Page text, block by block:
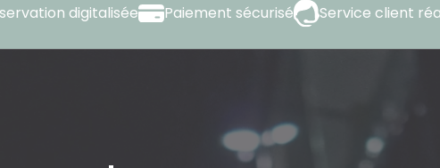
digitalisée Paiement sécurisé Service client